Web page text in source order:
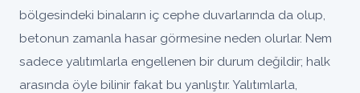
bölgesindeki binaların iç cephe duvarlarında da olup,
betonun zamanla hasar görmesine neden olurlar. Nem
sadece yalıtımlarla engellenen bir durum değildir; halk
arasında öyle bilinir fakat bu yanlıştır. Yalıtımlarla,